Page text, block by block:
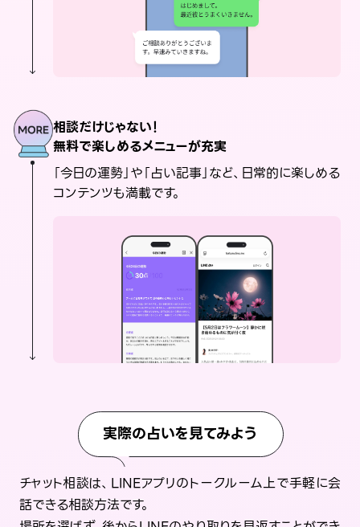
相談だけじゃない！
無料で楽しめるメニューが充実
「今日の運勢」や「占い記事」など、日常的に楽しめる
コンテンツも満載です。
実際の占いを見てみよう
チャット相談は、LINEアプリのトークルーム上で手軽に会
話できる相談方法です。